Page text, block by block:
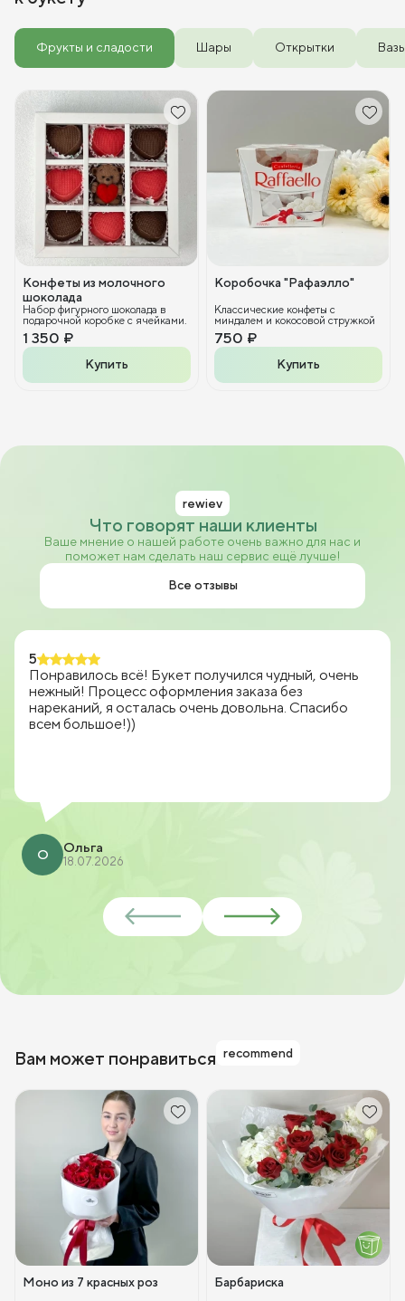
Фрукты и сладости Шары Открытки
Конфеты из молочного
шоколада
Набор фигурного шоколада в
подарочной коробке с ячейками.
1 350 ₽
Купить
Коробочка "Рафаэлло"
Классические конфеты с
миндалем и кокосовой стружкой
750 ₽
Купить
Что говорят наши клиенты
rewiev
Ваше мнение о нашей работе очень важно для нас и
поможет нам сделать наш сервис ещё лучше!
Все отзывы
5
Понравилось всё! Букет получился чудный, очень
нежный! Процесс оформления заказа без
нареканий, я осталась очень довольна. Спасибо
всем большое!))
О Ольга
18.07.2026
Вам может понравиться recommend
Моно из 7 красных роз Барбариска